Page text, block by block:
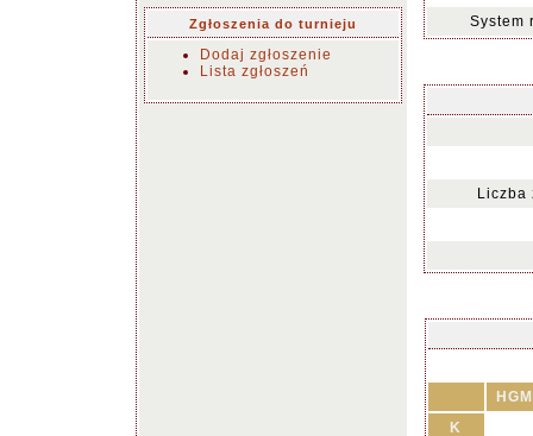
Zgłoszenia do turnieju
Dodaj zgłoszenie
Lista zgłoszeń
System
Liczba
HGM
K